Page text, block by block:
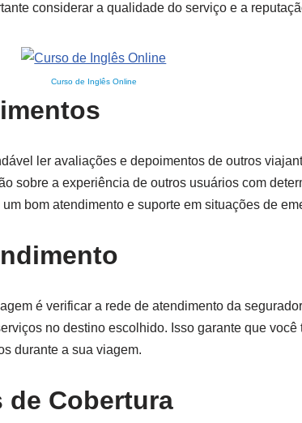
considerar a qualidade do serviço e a
Curso de Inglês Online
ler avaliações e depoimentos de outros
sobre a experiência de outros usuários com
bom atendimento e suporte em situações de
é verificar a rede de atendimento da
no destino escolhido. Isso garante que
durante a sua viagem.
de Cobertura